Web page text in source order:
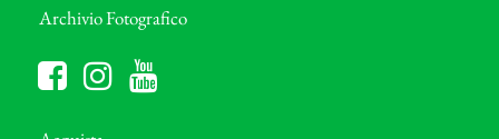
Archivio Fotografico